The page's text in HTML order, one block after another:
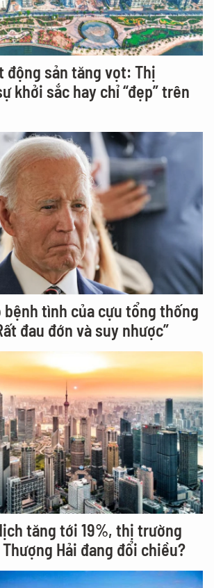
động sản tăng vọt: Thị
khởi sắc hay chỉ “đẹp” trên
bệnh tình của cựu tổng thống
đau đớn và suy nhược”
tăng tới 19%, thị trường
Hải đang đổi chiều?